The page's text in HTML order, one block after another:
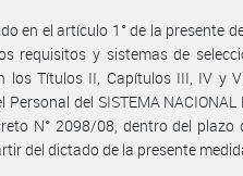
en el artículo 1° de la presente
requisitos y sistemas de
los Títulos II, Capítulos III, IV y
del SISTEMA NACIONAL
N° 2098/08, dentro del plazo
del dictado de la presente